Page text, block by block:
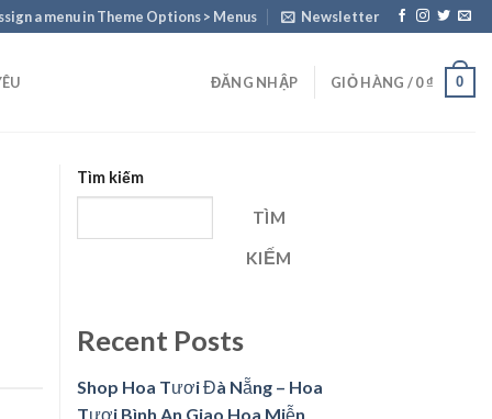
a menu in Theme Options > Menus Newsletter
ĐĂNG NHẬP GIỎ HÀNG /0₫ 0
Tìm kiếm
TÌM
KIẾM
Recent Posts
Shop Hoa Tươi Đà Nẵng – Hoa
Tươi Bình An Giao Hoa Miễn